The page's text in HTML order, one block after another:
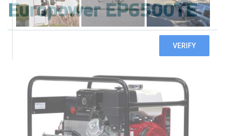
Europower EP6500TE